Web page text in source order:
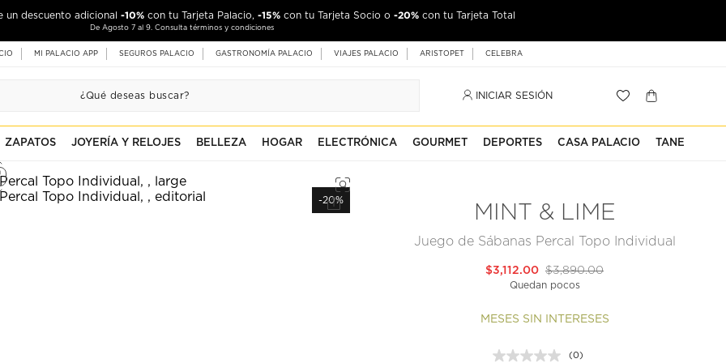
un descuento adicional -10% con tu Tarjeta Palacio, -15% con tu Tarjeta Socio o -20% con tu Tarjeta Total
De Agosto 7 al 9. Consulta términos y condiciones
MI PALACIO APP SEGUROS PALACIO GASTRONOMÍA PALACIO VIAJES PALACIO ARISTOPET CELEBRA
INICIAR SESIÓN
ZAPATOS JOYERÍA Y RELOJES BELLEZA HOGAR ELECTRÓNICA GOURMET DEPORTES CASA PALACIO TANE
-20%
MINT & LIME
Juego de Sábanas Percal Topo Individual
$3,890.00
$3,112.00
Quedan pocos
MESES SIN INTERESES
(0)